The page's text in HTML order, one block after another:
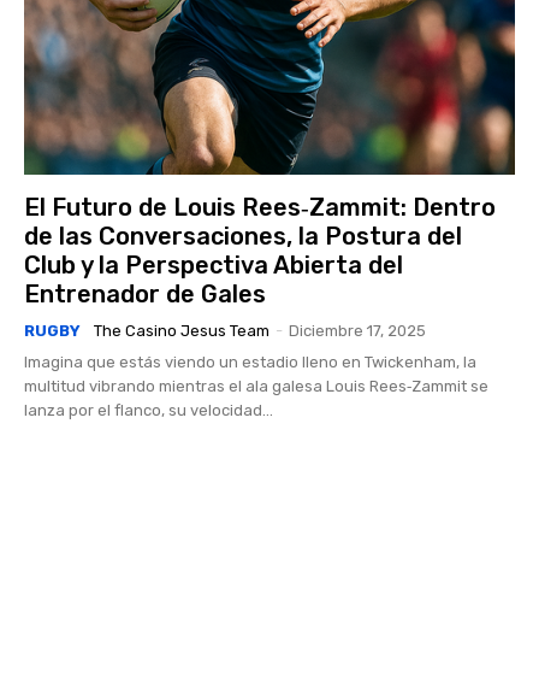
El Futuro de Louis Rees‑Zammit: Dentro
de las Conversaciones, la Postura del
Club y la Perspectiva Abierta del
Entrenador de Gales
RUGBY The Casino Jesus Team - Diciembre 17, 2025
Imagina que estás viendo un estadio lleno en Twickenham, la
multitud vibrando mientras el ala galesa Louis Rees‑Zammit se
lanza por el flanco, su velocidad...